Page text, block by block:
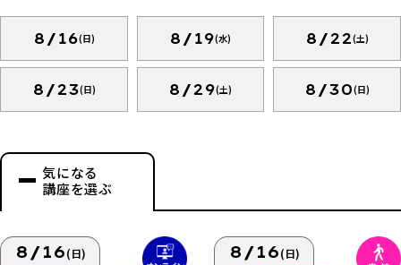
8/16(日) 8/19(水) 8/22(土)
8/23(日) 8/29(土) 8/30(日)
気になる
講座を選ぶ
8/16(日) 8/16(日)